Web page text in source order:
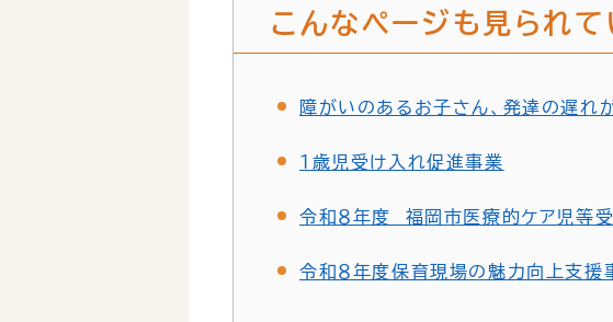
こんなページも見られて
障がいのあるお子さん、発達の遅れ
１歳児受け入れ促進事業
令和８年度 福岡市医療的ケア児等
令和８年度保育現場の魅力向上支援